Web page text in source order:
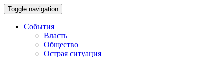
Toggle navigation
События
Власть
Общество
Острая ситуация